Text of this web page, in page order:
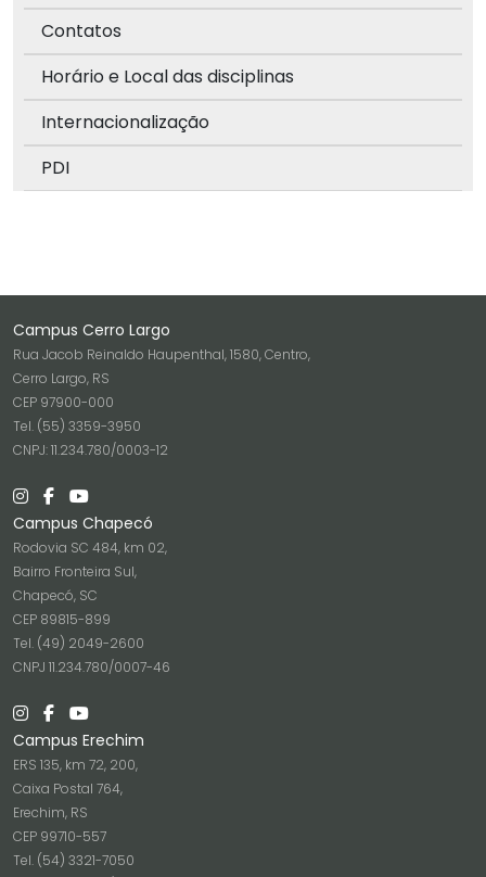
Contatos
Horário e Local das disciplinas
Internacionalização
PDI
Campus Cerro Largo
Rua Jacob Reinaldo Haupenthal, 1580, Centro,
Cerro Largo, RS
CEP 97900-000
Tel. (55) 3359-3950
CNPJ: 11.234.780/0003-12
Campus Chapecó
Rodovia SC 484, km 02,
Bairro Fronteira Sul,
Chapecó, SC
CEP 89815-899
Tel. (49) 2049-2600
CNPJ 11.234.780/0007-46
Campus Erechim
ERS 135, km 72, 200,
Caixa Postal 764,
Erechim, RS
CEP 99710-557
Tel. (54) 3321-7050